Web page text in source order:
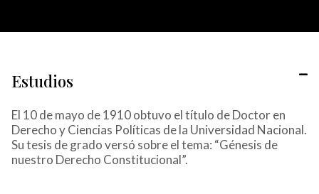
Estudios
El 10 de mayo de 1910 obtuvo el título de Doctor en
Derecho y Ciencias Políticas de la Universidad Nacional.
Su tesis de grado versó sobre el tema: “Génesis de
nuestro Derecho Constitucional”.